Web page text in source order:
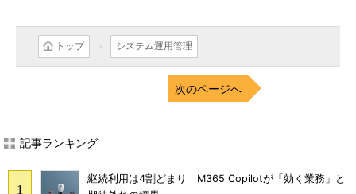
トップ システム運用管理
次のページへ
記事ランキング
継続利用は4割どまり M365 Copilotが「効く業務」と